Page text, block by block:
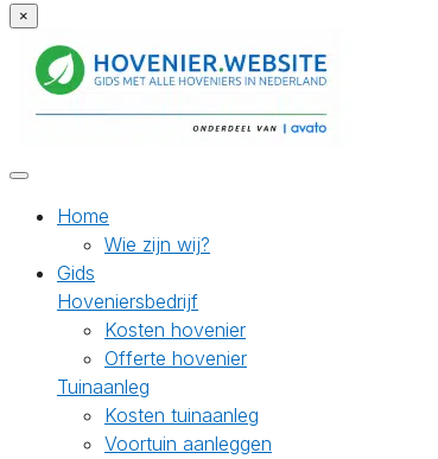
×
Home
Wie zijn wij?
Gids
Hoveniersbedrijf
Kosten hovenier
Offerte hovenier
Tuinaanleg
Kosten tuinaanleg
Voortuin aanleggen